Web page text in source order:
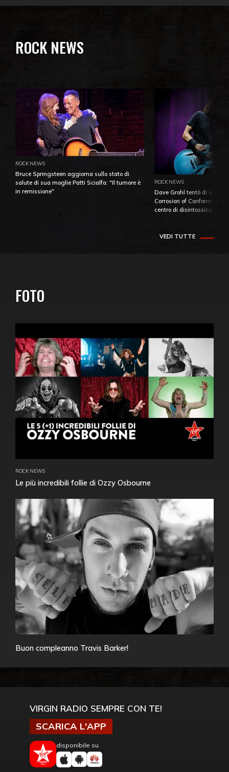
ROCK NEWS
ROCK NEWS
Bruce Springsteen aggiorna sullo stato di
salute di sua moglie Patti Scialfa: "Il tumore è
in remissione"
ROCK NEWS
Dave Grohl tentò di
Corrosion of Conformity
centro di
VEDI TUTTE
FOTO
ROCK NEWS
Le più incredibili follie di Ozzy Osbourne
Buon compleanno Travis Barker!
VIRGIN RADIO SEMPRE CON TE!
SCARICA L'APP
disponibile su